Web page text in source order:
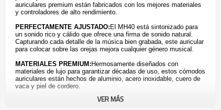
auriculares premium están fabricados con los mejores materiales
y controladores de alto rendimiento.
PERFECTAMENTE AJUSTADO: El MH40 está sintonizado para
un sonido rico y cálido que ofrece una firma de sonido natural.
Capturando cada detalle de la música bien grabada, este auricular
para colocar sobre las orejas mejora cualquier género musical.
MATERIALES PREMIUM: Hermosamente diseñados con
materiales de lujo para garantizar décadas de uso, estos cómodos
auriculares están hechos de aluminio, acero inoxidable, cuero de
vaca y piel de cordero.
VER MÁS